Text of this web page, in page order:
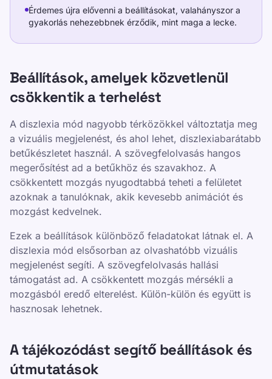
Érdemes újra elővenni a beállításokat, valahányszor a
gyakorlás nehezebbnek érződik, mint maga a lecke.
Beállítások, amelyek közvetlenül
csökkentik a terhelést
A diszlexia mód nagyobb térközökkel változtatja meg
a vizuális megjelenést, és ahol lehet, diszlexiabarátabb
betűkészletet használ. A szövegfelolvasás hangos
megerősítést ad a betűkhöz és szavakhoz. A
csökkentett mozgás nyugodtabbá teheti a felületet
azoknak a tanulóknak, akik kevesebb animációt és
mozgást kedvelnek.
Ezek a beállítások különböző feladatokat látnak el. A
diszlexia mód elsősorban az olvashatóbb vizuális
megjelenést segíti. A szövegfelolvasás hallási
támogatást ad. A csökkentett mozgás mérsékli a
mozgásból eredő elterelést. Külön-külön és együtt is
hasznosak lehetnek.
A tájékozódást segítő beállítások és
útmutatások